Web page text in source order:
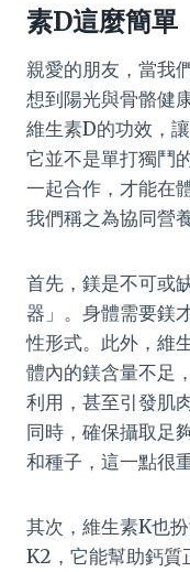
素D這麼簡單
親愛的朋友，當我
想到陽光與骨骼健
維生素D的功效，
它並不是單打獨鬥
一起合作，才能在
我們稱之為協同營
首先，鎂是不可或
器」。身體需要鎂
性形式。此外，維
體內的鎂含量不足
利用，甚至引發肌
同時，確保攝取足
和種子，這一點很重
其次，維生素K也
K2，它能幫助鈣質